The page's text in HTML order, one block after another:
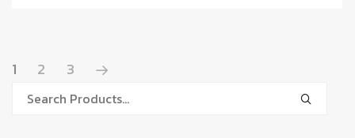
1 2 3